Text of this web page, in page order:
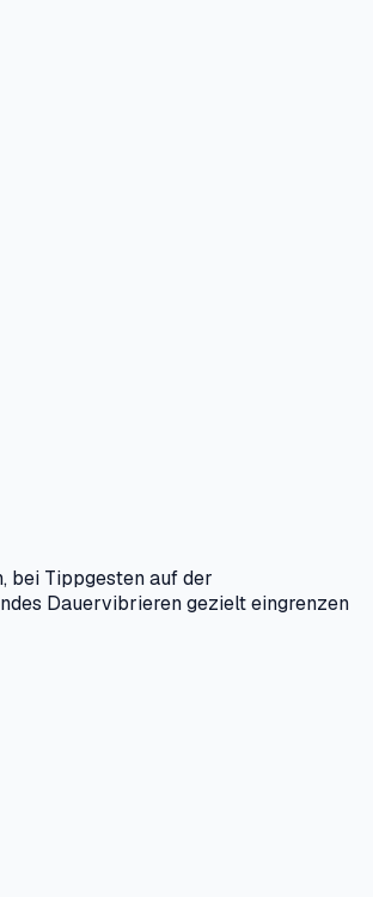
bei Tippgesten auf der
Dauervibrieren gezielt eingrenzen